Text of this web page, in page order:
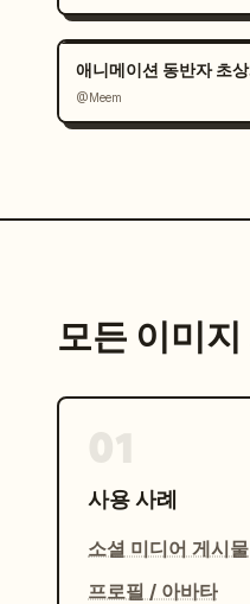
애니메이션 동반자 초
@Meem
모든 이미
사용 사례
소셜 미디어 게시물
프로필 / 아바타